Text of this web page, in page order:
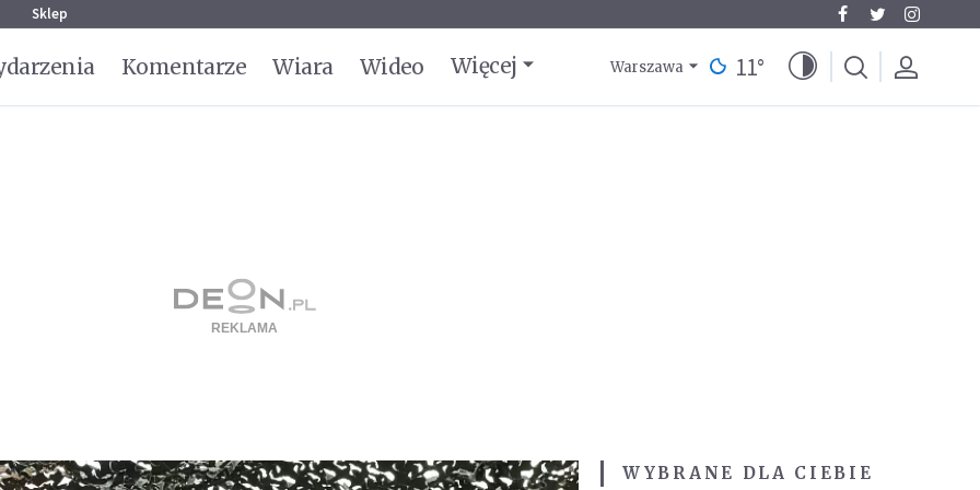
Sklep
Komentarze Wiara Wideo Więcej Warszawa 11°
WYBRANE DLA CIEBIE